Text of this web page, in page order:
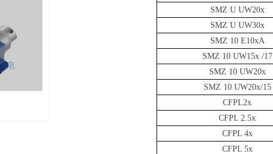
SMZ U UW20x
SMZ U UW30x
SMZ 10 E10xA
SMZ 10 UW15x /17
SMZ 10 UW20x
SMZ 10 UW20x/15
CFPL2x
CFPL 2.5x
CFPL 4x
CFPL 5x